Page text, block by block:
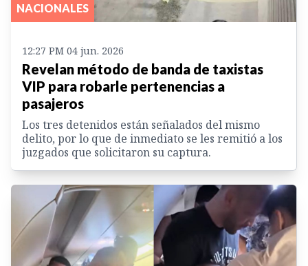
NACIONALES
12:27 PM 04 jun. 2026
Revelan método de banda de taxistas
VIP para robarle pertenencias a
pasajeros
Los tres detenidos están señalados del mismo
delito, por lo que de inmediato se les remitió a los
juzgados que solicitaron su captura.